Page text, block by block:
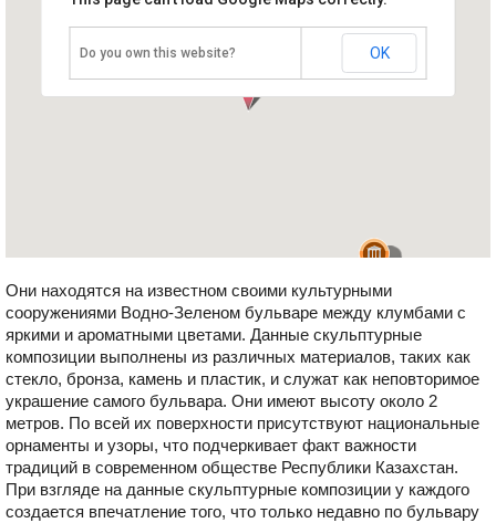
Do you own this website? OK
Они находятся на известном своими культурными
сооружениями Водно-Зеленом бульваре между клумбами с
яркими и ароматными цветами. Данные скульптурные
композиции выполнены из различных материалов, таких как
стекло, бронза, камень и пластик, и служат как неповторимое
украшение самого бульвара. Они имеют высоту около 2
метров. По всей их поверхности присутствуют национальные
орнаменты и узоры, что подчеркивает факт важности
традиций в современном обществе Республики Казахстан.
При взгляде на данные скульптурные композиции у каждого
создается впечатление того, что только недавно по бульвару